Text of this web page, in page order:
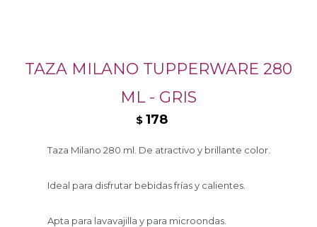
TAZA MILANO TUPPERWARE 280
ML - GRIS
$ 178
Taza Milano 280 ml. De atractivo y brillante color.
Ideal para disfrutar bebidas frías y calientes.
Apta para lavavajilla y para microondas.